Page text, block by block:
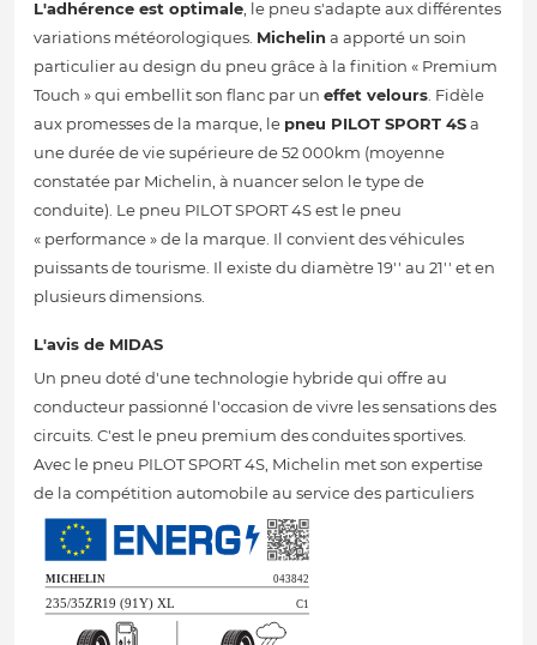
L'adhérence est optimale, le pneu s'adapte aux différentes
variations météorologiques. Michelin a apporté un soin
particulier au design du pneu grâce à la finition « Premium
Touch » qui embellit son flanc par un effet velours. Fidèle
aux promesses de la marque, le pneu PILOT SPORT 4Sa
une durée de vie supérieure de 52 000km (moyenne
constatée par Michelin, à nuancer selon le type de
conduite). Le pneu PILOT SPORT 4S est le pneu
« performance » de la marque. Il convient des véhicules
puissants de tourisme. Il existe du diamètre 19'' au 21'' et en
plusieurs dimensions.
L'avis de MIDAS
Un pneu doté d'une technologie hybride qui offre au
conducteur passionné l'occasion de vivre les sensations des
circuits. C'est le pneu premium des conduites sportives.
Avec le pneu PILOT SPORT 4S, Michelin met son expertise
de la compétition automobile au service des particuliers